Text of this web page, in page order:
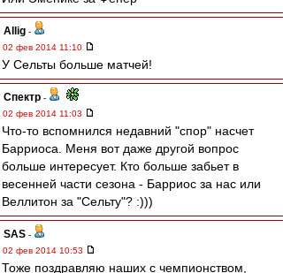
Allig -
02 фев 2014 11:10
У Сельты больше матчей!
Спектр -
02 фев 2014 11:03
Что-то вспомнился недавний "спор" насчет
Барриоса. Меня вот даже другой вопрос
больше интересует. Кто больше забьет в
весенней части сезона - Барриос за нас или
Веллитон за "Сельту"? :)))
SAS -
02 фев 2014 10:53
Тоже поздравляю наших с чемпионством,